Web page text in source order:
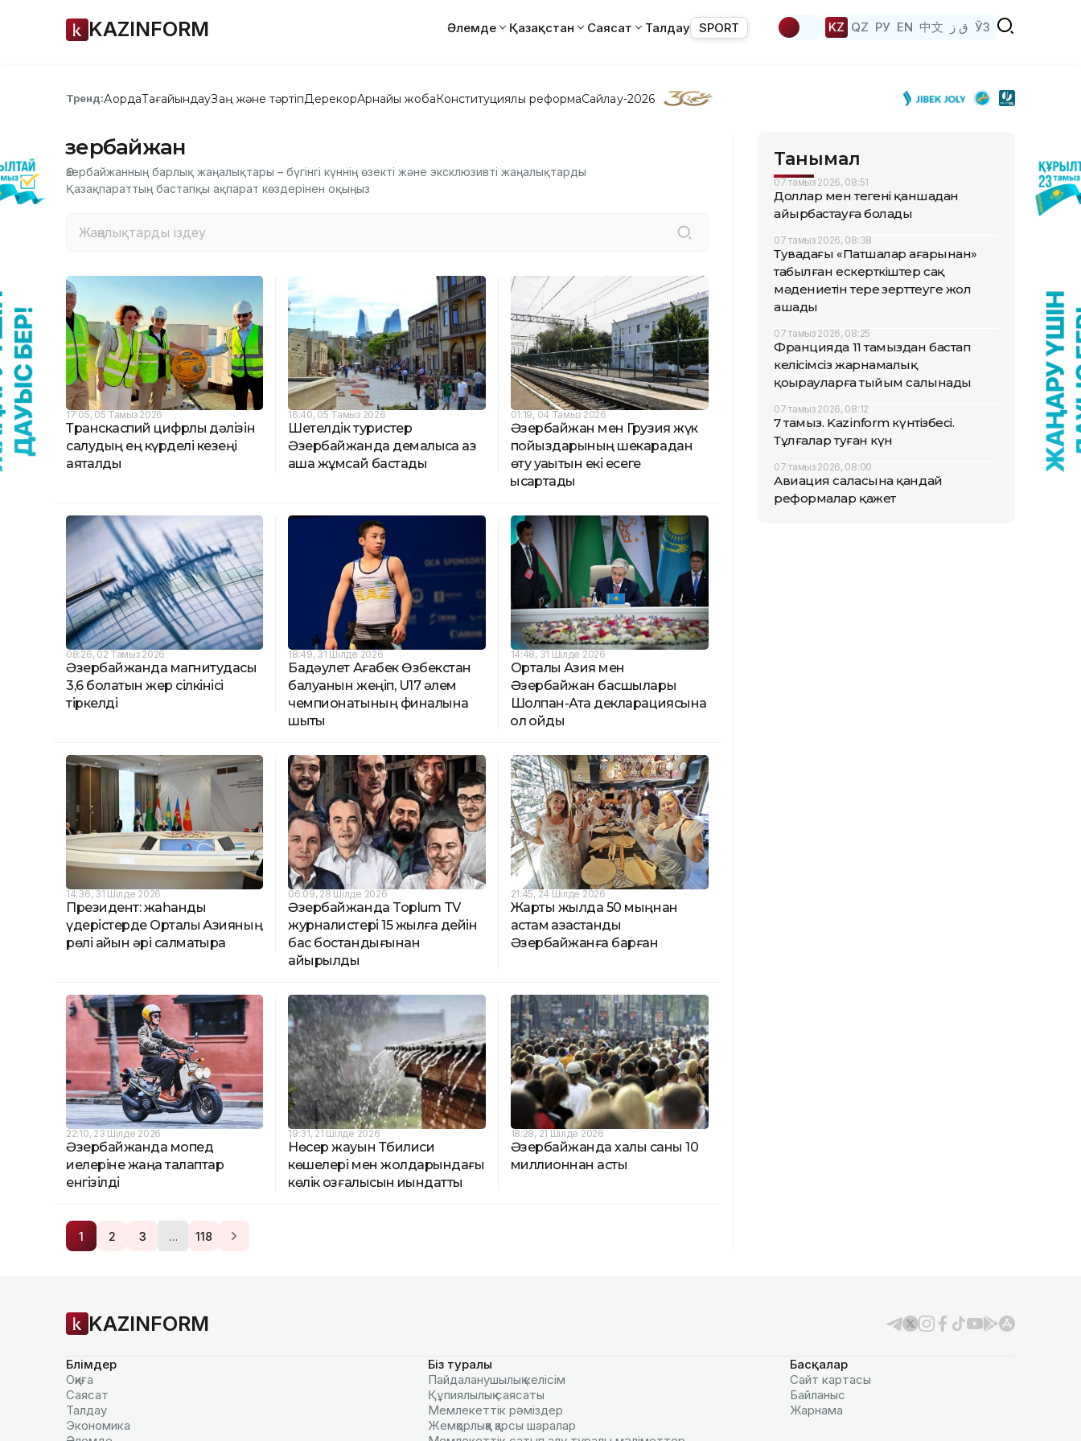
KAZINFORM Әлемде Қазақстан Саясат Талдау SPORT KZ QZ РУ EN 中文 ق ز ЎЗ
Тренд:АқордаТағайындауЗаң және тәртіпДерекқорАрнайы жобаКонституциялық реформаСайлау-2026
Әзербайжан
Әзербайжанның барлық жаңалықтары – бүгінгі күннің өзекті және эксклюзивті жаңалықтарды
Қазақпараттың бастапқы ақпарат көздерінен оқыңыз
17:05, 05 Тамыз 2026
Транскаспий цифрлық дәлізін
салудың ең күрделі кезеңі
аяқталды
16:40, 05 Тамыз 2026
Шетелдік туристер
Әзербайжанда демалысқа аз
ақша жұмсай бастады
01:19, 04 Тамыз 2026
Әзербайжан мен Грузия жүк
пойыздарының шекарадан
өту уақытын екі есеге
қысқартады
08:26, 02 Тамыз 2026
Әзербайжанда магнитудасы
3,6 болатын жер сілкінісі
тіркелді
18:49, 31 Шілде 2026
Бақдәулет Ағабек Өзбекстан
балуанын жеңіп, U17 әлем
чемпионатының финалына
шықты
14:48, 31 Шілде 2026
Орталық Азия мен
Әзербайжан басшылары
Шолпан-Ата декларациясына
қол қойды
14:36, 31 Шілде 2026
Президент: жаһандық
үдерістерде Орталық Азияның
рөлі айқын әрі салмақтырақ
06:09, 28 Шілде 2026
Әзербайжанда Toplum TV
журналистері 15 жылға дейін
бас бостандығынан
айырылды
21:45, 24 Шілде 2026
Жарты жылда 50 мыңнан
астам қазақстандық
Әзербайжанға барған
22:10, 23 Шілде 2026
Әзербайжанда мопед
иелеріне жаңа талаптар
енгізілді
19:31, 21 Шілде 2026
Нөсер жауын Тбилиси
көшелері мен жолдарындағы
көлік қозғалысын қиындатты
18:28, 21 Шілде 2026
Әзербайжанда халық саны 10
миллионнан асты
1 2 3 … 118
Танымал
07 тамыз 2026, 08:51
Доллар мен теңгені қаншадан
айырбастауға болады
07 тамыз 2026, 08:38
Тувадағы «Патшалар аңғарынан»
табылған ескерткіштер сақ
мәдениетін терең зерттеуге жол
ашады
07 тамыз 2026, 08:25
Францияда 11 тамыздан бастап
келісімсіз жарнамалық
қоңырауларға тыйым салынады
07 тамыз 2026, 08:12
7 тамыз. Kazinform күнтізбесі.
Тұлғалар туған күн
07 тамыз 2026, 08:00
Авиация саласына қандай
реформалар қажет
KAZINFORM
Бөлімдер
Оқиға
Саясат
Талдау
Экономика
Біз туралы
Пайдаланушылық келiciм
Құпиялылық саясаты
Мемлекеттік рәміздер
Жемқорлыққа қарсы шаралар
Басқалар
Сайт картасы
Байланыс
Жарнама